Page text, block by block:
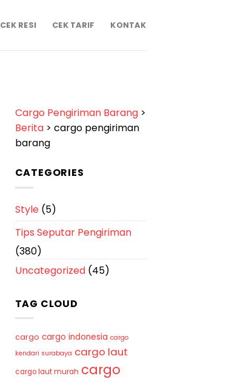
CEK RESI CEK TARIF KONTAK
Cargo Pengiriman Barang>
Berita> cargo pengiriman
barang
CATEGORIES
Style(5)
Tips Seputar Pengiriman
(380)
Uncategorized(45)
TAG CLOUD
cargo cargo indonesia cargo
kendari surabaya cargo laut
cargo laut murah cargo